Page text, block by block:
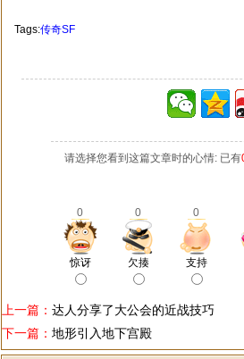
Tags:传奇SF
请选择您看到这篇文章时的心情: 已有
0 0 0
惊讶 欠揍 支持
上一篇： 达人分享了大公会的近战技巧
下一篇： 地形引入地下宫殿